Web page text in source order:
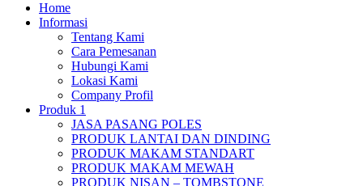
Home
Informasi
Tentang Kami
Cara Pemesanan
Hubungi Kami
Lokasi Kami
Company Profil
Produk 1
JASA PASANG POLES
PRODUK LANTAI DAN DINDING
PRODUK MAKAM STANDART
PRODUK MAKAM MEWAH
PRODUK NISAN – TOMBSTONE